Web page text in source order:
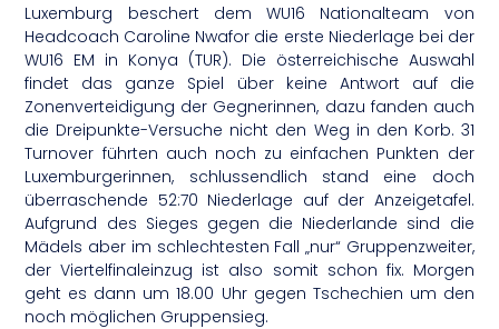
Luxemburg beschert dem WU16 Nationalteam von
Headcoach Caroline Nwafor die erste Niederlage bei der
WU16 EM in Konya (TUR). Die österreichische Auswahl
findet das ganze Spiel über keine Antwort auf die
Zonenverteidigung der Gegnerinnen, dazu fanden auch
die Dreipunkte-Versuche nicht den Weg in den Korb. 31
Turnover führten auch noch zu einfachen Punkten der
Luxemburgerinnen, schlussendlich stand eine doch
überraschende 52:70 Niederlage auf der Anzeigetafel.
Aufgrund des Sieges gegen die Niederlande sind die
Mädels aber im schlechtesten Fall „nur“ Gruppenzweiter,
der Viertelfinaleinzug ist also somit schon fix. Morgen
geht es dann um 18.00 Uhr gegen Tschechien um den
noch möglichen Gruppensieg.